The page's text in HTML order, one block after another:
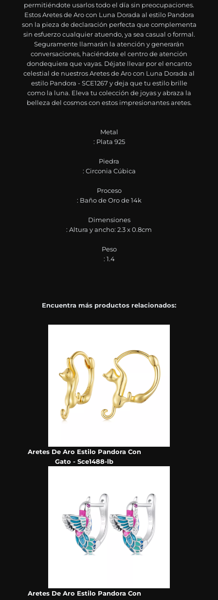
permitiéndote usarlos todo el día sin preocupaciones.
Estos Aretes de Aro con Luna Dorada al estilo Pandora
son la pieza de declaración perfecta que complementa
sin esfuerzo cualquier atuendo, ya sea casual o formal.
Seguramente llamarán la atención y generarán
conversaciones, haciéndote el centro de atención
dondequiera que vayas. Déjate llevar por el encanto
celestial de nuestros Aretes de Aro con Luna Dorada al
estilo Pandora - SCE1267 y deja que tu estilo brille
como la luna. Eleva tu colección de joyas y abraza la
belleza del cosmos con estos impresionantes aretes.
Metal
: Plata 925
Piedra
: Circonia Cúbica
Proceso
: Baño de Oro de 14k
Dimensiones
: Altura y ancho: 2.3 x 0.8cm
Peso
: 1.4
Encuentra más productos relacionados:
Aretes De Aro Estilo Pandora Con
Gato - Sce1488-lb
Aretes De Aro Estilo Pandora Con